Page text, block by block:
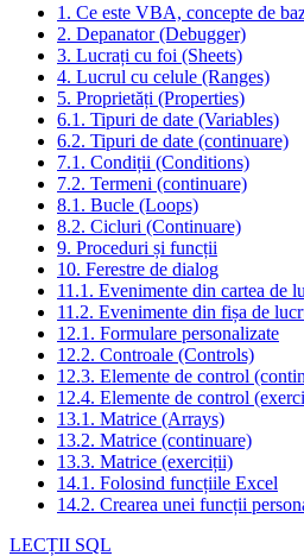
1. Ce este VBA, concepte de
2. Depanator (Debugger)
3. Lucrați cu foi (Sheets)
4. Lucrul cu celule (Ranges)
5. Proprietăți (Properties)
6.1. Tipuri de date (Variables)
6.2. Tipuri de date (continuare)
7.1. Condiții (Conditions)
7.2. Termeni (continuare)
8.1. Bucle (Loops)
8.2. Cicluri (Continuare)
9. Proceduri și funcții
10. Ferestre de dialog
11.1. Evenimente din cartea de
11.2. Evenimente din fișa de
12.1. Formulare personalizate
12.2. Controale (Controls)
12.3. Elemente de control
12.4. Elemente de control
13.1. Matrice (Arrays)
13.2. Matrice (continuare)
13.3. Matrice (exerciții)
14.1. Folosind funcțiile Excel
14.2. Crearea unei funcții
LECȚII SQL